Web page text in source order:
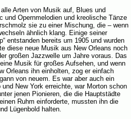
Arten von Musik auf, Blues und
und Opernmelodien und kreolische Tänze
sie zu einer Mischung, die – wenn
ähnlich klang. Einige seiner
entstanden bereits um 1905 und wurden
diese neue Musik aus New Orleans noch
großen Jazzwelle um Jahre voraus. Das
Musik für großes Aufsehen, und wenn
Orleans ihn einholten, zog er einfach
von neuem. Es war aber auch ein
New York erreichte, war Morton schon
jenen Pionieren, die die Hauptstädte
Ruhm einforderte, mussten ihn die
Lügenbold halten.